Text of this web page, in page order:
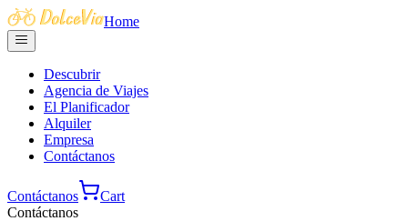
Home
Descubrir
Agencia de Viajes
El Planificador
Alquiler
Empresa
Contáctanos
Contáctanos
Cart
Contáctanos